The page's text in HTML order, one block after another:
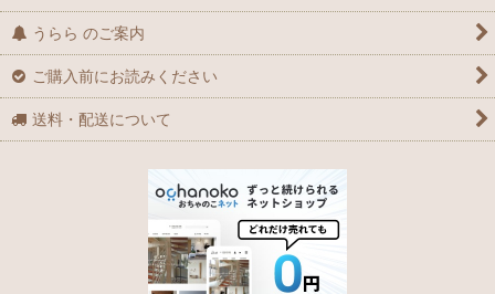
うらら のご案内
ご購入前にお読みください
送料・配送について